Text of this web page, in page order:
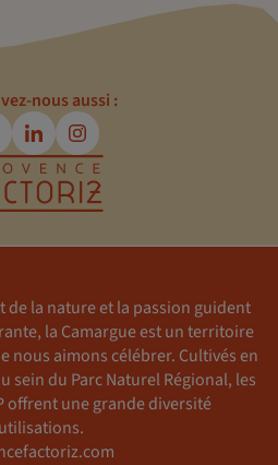
nous aussi :
de la nature et la passion guident
la Camargue est un territoire
nous aimons célébrer. Cultivés en
sein du Parc Naturel Régional, les
offrent une grande diversité